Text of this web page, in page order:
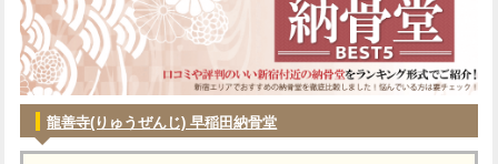
龍善寺(りゅうぜんじ) 早稲田納骨堂